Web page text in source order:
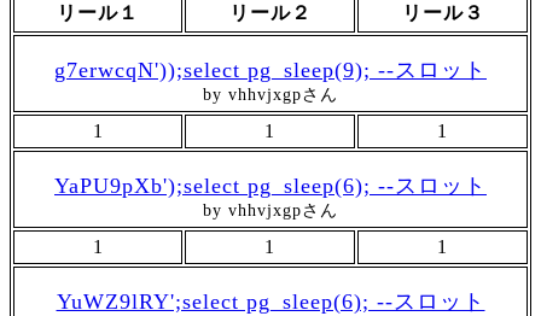
リール１ リール２ リール３
g7erwcqN'));select pg_sleep(9); --スロット
by vhhvjxgpさん
1 1 1
YaPU9pXb');select pg_sleep(6); --スロット
by vhhvjxgpさん
1 1 1
YuWZ9lRY';select pg_sleep(6); --スロット